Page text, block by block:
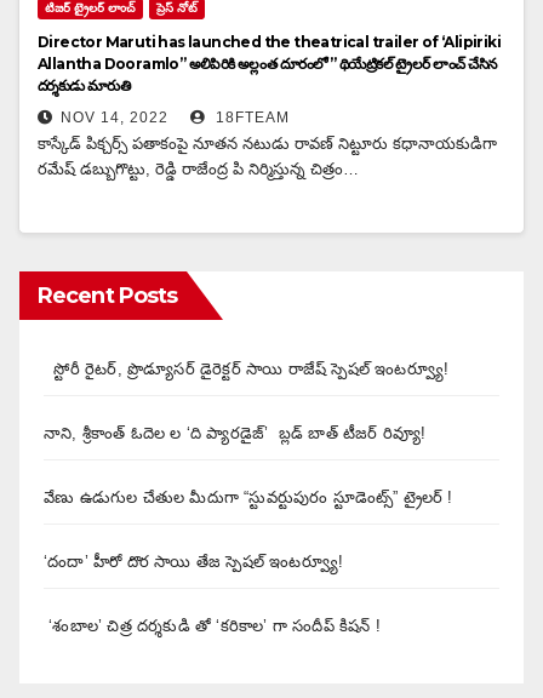
టిజర్ ట్రైలర్ లాంచ్ ప్రెస్ నోట్
Director Maruti has launched the theatrical trailer of ‘Alipiriki
Allantha Dooramlo” అలిపిరికి అల్లంత దూరంలో ” థియేట్రికల్ ట్రైలర్ లాంచ్ చేసిన
దర్శకుడు మారుతి
NOV 14, 2022 18FTEAM
కాస్కేడ్ పిక్చర్స్ పతాకంపై నూతన నటుడు రావణ్ నిట్టూరు కధానాయకుడిగా
రమేష్ డబ్బుగొట్టు, రెడ్డి రాజేంద్ర పి నిర్మిస్తున్న చిత్రం…
Recent Posts
స్టోరీ రైటర్, ప్రొడ్యూసర్ డైరెక్టర్ సాయి రాజేష్ స్పెషల్ ఇంటర్వ్యూ!
నాని, శ్రీకాంత్ ఓదెల ల ‘ది ప్యారడైజ్’ బ్లడ్ బాత్ టీజర్ రివ్యూ!
వేణు ఉడుగుల చేతుల మీదుగా “స్టువర్టుపురం స్టూడెంట్స్” ట్రైలర్ !
‘దందా’ హీరో దొర సాయి తేజ స్పెషల్ ఇంటర్వ్యూ!
‘శంబాల’ చిత్ర దర్శకుడి తో ‘కరికాల’ గా సందీప్ కిషన్ !